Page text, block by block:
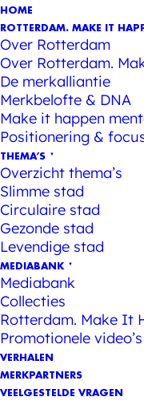
HOME
ROTTERDAM. MAKE IT
Over Rotterdam
Over Rotterdam.
De merkalliantie
Merkbelofte & DNA
Make it happen
Positionering &
THEMA’S
Overzicht thema’s
Slimme stad
Circulaire stad
Gezonde stad
Levendige stad
MEDIABANK
Mediabank
Collecties
Rotterdam. Make It
Promotionele video’s
VERHALEN
MERKPARTNERS
VEELGESTELDE VRAGEN